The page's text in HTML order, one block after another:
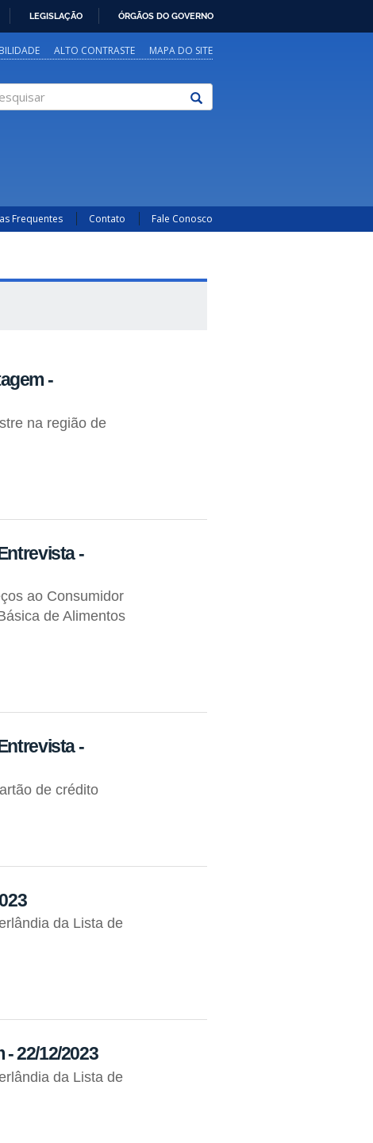
LEGISLAÇÃO ÓRGÃOS DO GOVERNO
ALTO CONTRASTE MAPA DO SITE
Frequentes Contato Fale Conosco
-
na região de
-
ao Consumidor
de Alimentos
-
de crédito
da Lista de
22/12/2023
da Lista de